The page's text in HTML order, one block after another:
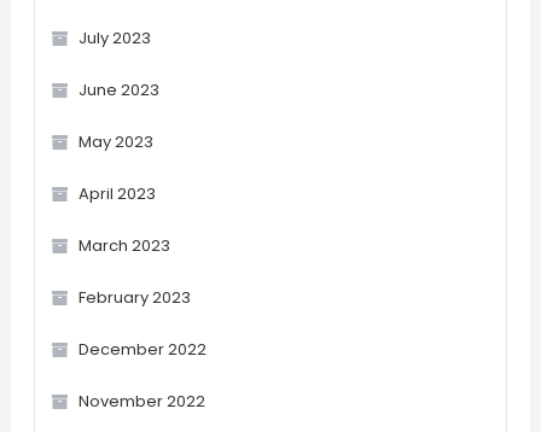
July 2023
June 2023
May 2023
April 2023
March 2023
February 2023
December 2022
November 2022